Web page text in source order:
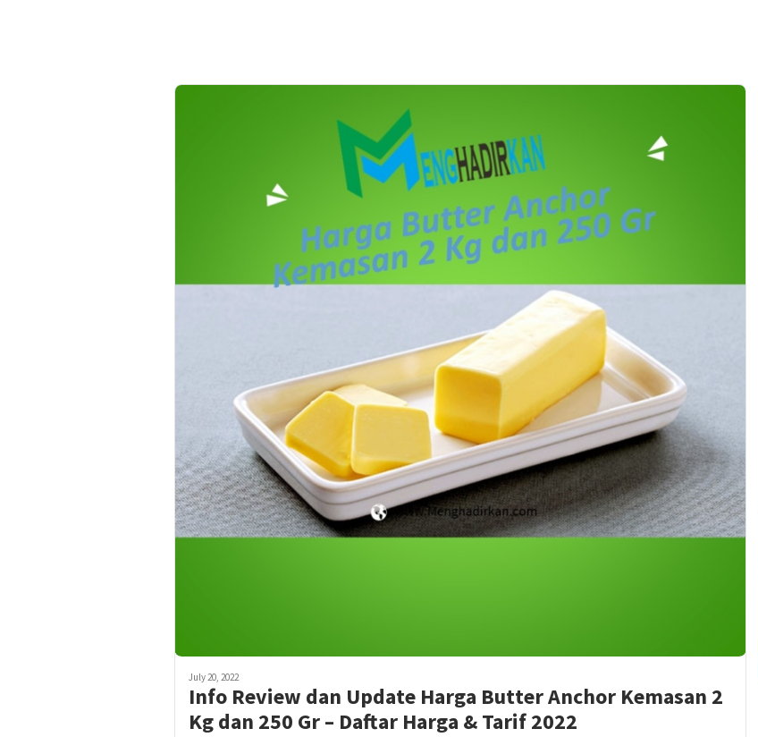
July 20, 2022
Info Review dan Update Harga Butter Anchor Kemasan 2
Kg dan 250 Gr – Daftar Harga & Tarif 2022